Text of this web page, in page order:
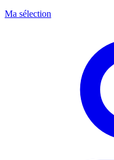
Ma sélection